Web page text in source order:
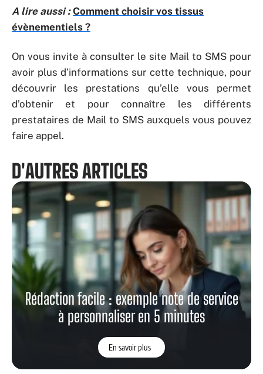
A lire aussi : Comment choisir vos tissus
évènementiels ?
On vous invite à consulter le site Mail to SMS pour
avoir plus d’informations sur cette technique, pour
découvrir les prestations qu’elle vous permet
d’obtenir et pour connaître les différents
prestataires de Mail to SMS auxquels vous pouvez
faire appel.
D'AUTRES ARTICLES
Rédaction facile : exemple note de service
à personnaliser en 5 minutes
En savoir plus